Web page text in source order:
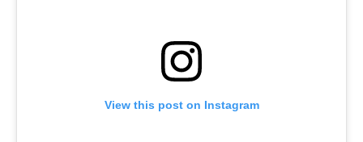
View this post on Instagram